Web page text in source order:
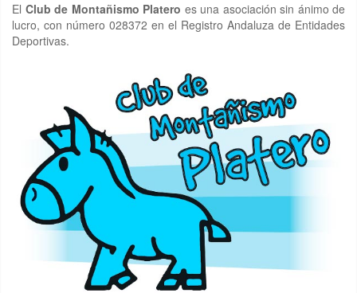
El Club de Montañismo Platero es una asociación sin ánimo de
lucro, con número 028372 en el Registro Andaluza de Entidades
Deportivas.